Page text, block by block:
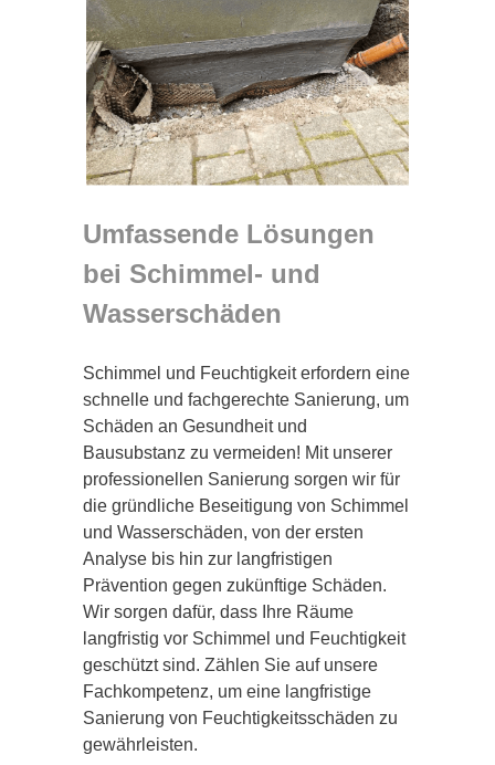
Umfassende Lösungen
bei Schimmel- und
Wasserschäden
Schimmel und Feuchtigkeit erfordern eine
schnelle und fachgerechte Sanierung, um
Schäden an Gesundheit und
Bausubstanz zu vermeiden! Mit unserer
professionellen Sanierung sorgen wir für
die gründliche Beseitigung von Schimmel
und Wasserschäden, von der ersten
Analyse bis hin zur langfristigen
Prävention gegen zukünftige Schäden.
Wir sorgen dafür, dass Ihre Räume
langfristig vor Schimmel und Feuchtigkeit
geschützt sind. Zählen Sie auf unsere
Fachkompetenz, um eine langfristige
Sanierung von Feuchtigkeitsschäden zu
gewährleisten.